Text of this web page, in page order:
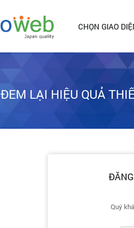
CHỌN GIAO
ĐEM LẠI HIỆU QUẢ
Quý